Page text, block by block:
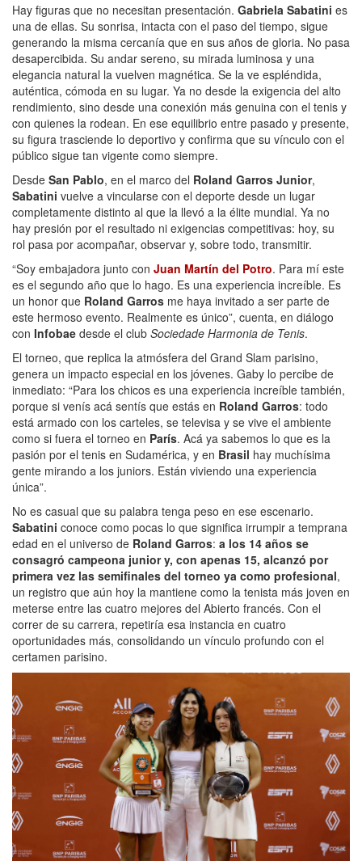
Hay figuras que no necesitan presentación. Gabriela Sabatini es
una de ellas. Su sonrisa, intacta con el paso del tiempo, sigue
generando la misma cercanía que en sus años de gloria. No pasa
desapercibida. Su andar sereno, su mirada luminosa y una
elegancia natural la vuelven magnética. Se la ve espléndida,
auténtica, cómoda en su lugar. Ya no desde la exigencia del alto
rendimiento, sino desde una conexión más genuina con el tenis y
con quienes la rodean. En ese equilibrio entre pasado y presente,
su figura trasciende lo deportivo y confirma que su vínculo con el
público sigue tan vigente como siempre.
Desde San Pablo, en el marco del Roland Garros Junior,
Sabatini vuelve a vincularse con el deporte desde un lugar
completamente distinto al que la llevó a la élite mundial. Ya no
hay presión por el resultado ni exigencias competitivas: hoy, su
rol pasa por acompañar, observar y, sobre todo, transmitir.
“Soy embajadora junto con Juan Martín del Potro. Para mí este
es el segundo año que lo hago. Es una experiencia increíble. Es
un honor que Roland Garros me haya invitado a ser parte de
este hermoso evento. Realmente es único”, cuenta, en diálogo
con Infobae desde el club Sociedade Harmonia de Tenis.
El torneo, que replica la atmósfera del Grand Slam parisino,
genera un impacto especial en los jóvenes. Gaby lo percibe de
inmediato: “Para los chicos es una experiencia increíble también,
porque si venís acá sentís que estás en Roland Garros: todo
está armado con los carteles, se televisa y se vive el ambiente
como si fuera el torneo en París. Acá ya sabemos lo que es la
pasión por el tenis en Sudamérica, y en Brasil hay muchísima
gente mirando a los juniors. Están viviendo una experiencia
única”.
No es casual que su palabra tenga peso en ese escenario.
Sabatini conoce como pocas lo que significa irrumpir a temprana
edad en el universo de Roland Garros: a los 14 años se
consagró campeona junior y, con apenas 15, alcanzó por
primera vez las semifinales del torneo ya como profesional,
un registro que aún hoy la mantiene como la tenista más joven en
meterse entre las cuatro mejores del Abierto francés. Con el
correr de su carrera, repetiría esa instancia en cuatro
oportunidades más, consolidando un vínculo profundo con el
certamen parisino.